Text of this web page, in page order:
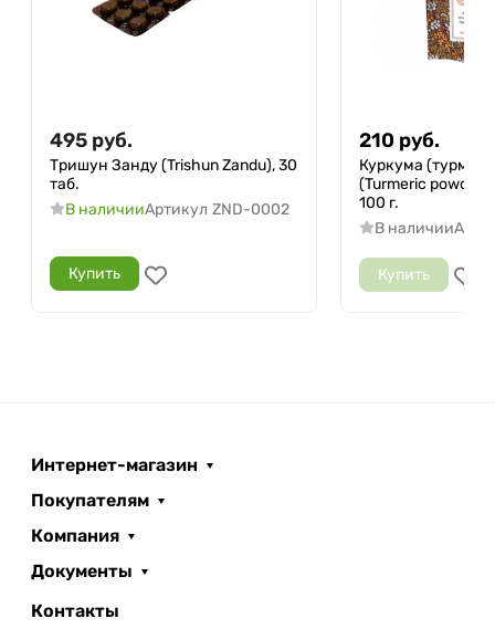
495 руб.
Тришун Занду (Trishun Zandu), 30
таб.
В наличииАртикул ZND-0002
Купить
210 руб.
Куркума
(Turmeric
100 г.
В наличии
Купить
Интернет-магазин
Покупателям
Компания
Документы
Контакты